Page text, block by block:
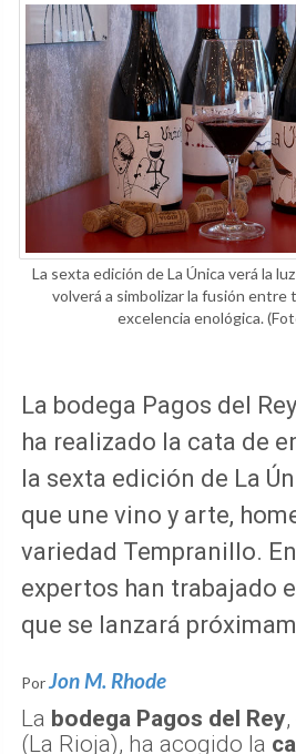
La sexta edición de La Única verá la
volverá a simbolizar la fusión entre
excelencia enológica.
La bodega Pagos del
ha realizado la cata de
la sexta edición de La
que une vino y arte,
variedad Tempranillo.
expertos han trabajado
que se lanzará
PorJon M. Rhode
La bodega Pagos del Rey
(La Rioja), ha acogido la